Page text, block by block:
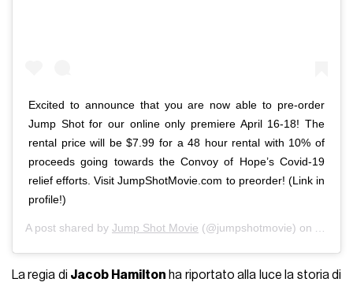
Excited to announce that you are now able to pre-order
Jump Shot for our online only premiere April 16-18! The
rental price will be $7.99 for a 48 hour rental with 10% of
proceeds going towards the Convoy of Hope’s Covid-19
relief efforts. Visit JumpShotMovie.com to preorder! (Link in
profile!)
A post shared byJump Shot Movie (@jumpshotmovie) on
La regia di Jacob Hamilton ha riportato alla luce la storia di